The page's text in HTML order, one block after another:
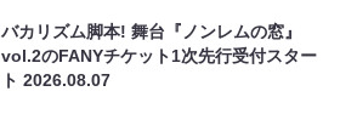
バカリズム脚本! 舞台『ノンレムの窓』
vol.2のFANYチケット1次先行受付スター
ト2026.08.07